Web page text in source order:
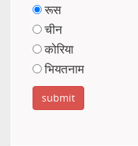
रूस
चीन
कोरिया
भियतनाम